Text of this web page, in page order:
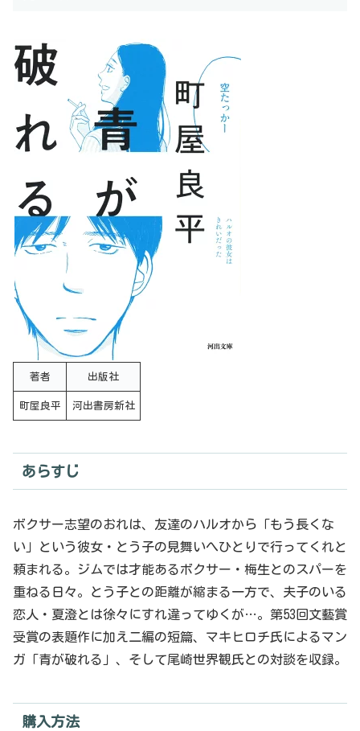
著者 出版社
町屋良平 河出書房新社
あらすじ
ボクサー志望のおれは、友達のハルオから「もう長くな
い」という彼女・とう子の見舞いへひとりで行ってくれと
頼まれる。ジムでは才能あるボクサー・梅生とのスパーを
重ねる日々。とう子との距離が縮まる一方で、夫子のいる
恋人・夏澄とは徐々にすれ違ってゆくが…。第53回文藝賞
受賞の表題作に加え二編の短篇、マキヒロチ氏によるマン
ガ「青が破れる」、そして尾崎世界観氏との対談を収録。
購入方法